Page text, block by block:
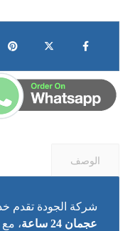
الوصف
شركة الجودة تقدم
عجمان 24 ساعة
،